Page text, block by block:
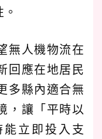
無人機物流在
回應在地居民
多縣內適合無
，讓「平時以
立即投入支